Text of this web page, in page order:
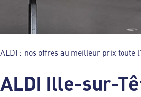
ALDI : nos offres au meilleur prix toute
ALDI Ille-sur-